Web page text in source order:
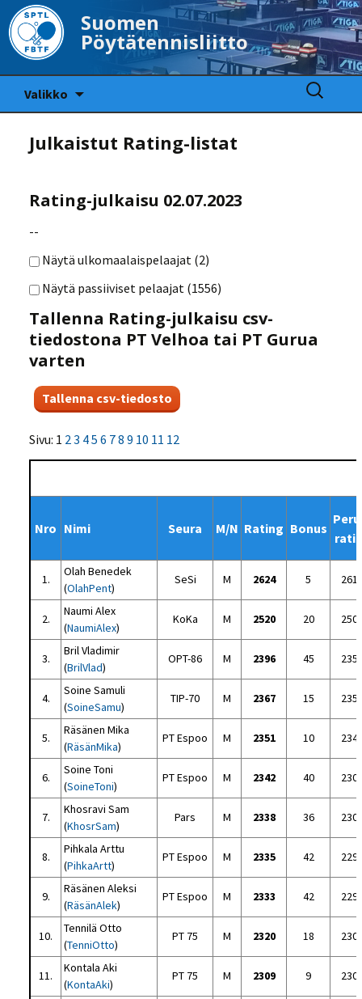
Suomen
Pöytätennisliitto
Valikko
Haku:
Julkaistut Rating-listat
Rating-julkaisu 02.07.2023
--
Näytä ulkomaalaispelaajat (2)
Näytä passiiviset pelaajat (1556)
Tallenna Rating-julkaisu csv-
tiedostona PT Velhoa tai PT Gurua
varten
Sivu: 1 23 45 6 78 9 10 11 12
Nro Nimi Seura M/N Rating Bonus
1.
Olah Benedek
(OlahPent)
SeSi M 2624 5
2.
Naumi Alex
(NaumiAlex)
KoKa M 2520 20
3.
Bril Vladimir
(BrilVlad)
OPT-86 M 2396 45
4.
Soine Samuli
(SoineSamu)
TIP-70 M 2367 15
5.
Räsänen Mika
(RäsänMika)
PT Espoo M 2351 10
6.
Soine Toni
(SoineToni)
PT Espoo M 2342 40
7.
Khosravi Sam
(KhosrSam)
Pars M 2338 36
8.
Pihkala Arttu
(PihkaArtt)
PT Espoo M 2335 42
9.
Räsänen Aleksi
(RäsänAlek)
PT Espoo M 2333 42
10.
Tennilä Otto
(TenniOtto)
PT 75 M 2320 18
11.
Kontala Aki
(KontaAki)
PT 75 M 2309 9